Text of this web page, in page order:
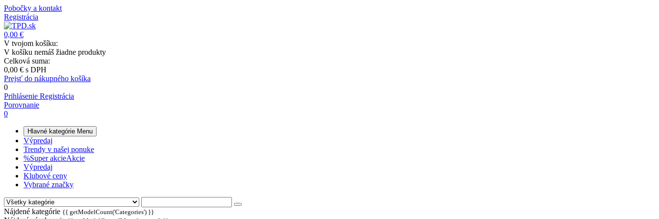
Pobočky a kontakt
Registrácia
0,00 €
V tvojom košíku:
V košíku nemáš žiadne produkty
Celková suma:
0,00 € s DPH
Prejsť do nákupného košíka
0
Prihlásenie Registrácia
Porovnanie
0
Hlavné kategórie Menu
Výpredaj
Trendy v našej ponuke
%Super akcieAkcie
Výpredaj
Klubové ceny
Vybrané značky
Nájdené kategórie {{ getModelCount('Categories') }}